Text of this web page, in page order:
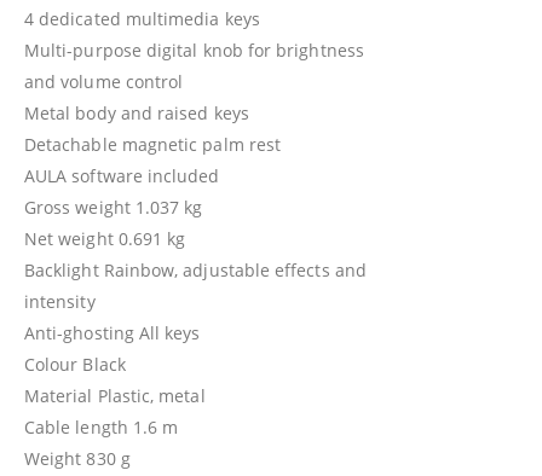
4 dedicated multimedia keys
Multi-purpose digital knob for brightness
and volume control
Metal body and raised keys
Detachable magnetic palm rest
AULA software included
Gross weight 1.037 kg
Net weight 0.691 kg
Backlight Rainbow, adjustable effects and
intensity
Anti-ghosting All keys
Colour Black
Material Plastic, metal
Cable length 1.6 m
Weight 830 g